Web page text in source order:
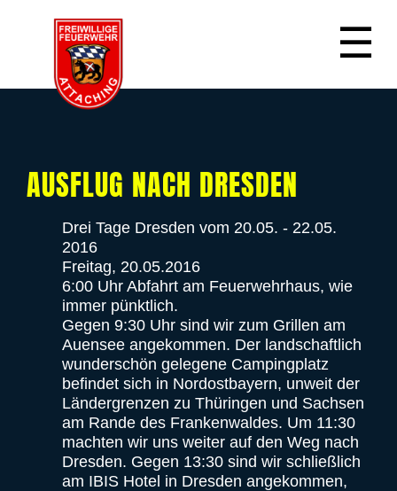
☰
AUSFLUG NACH DRESDEN
Drei Tage Dresden vom 20.05. - 22.05.
2016
Freitag, 20.05.2016
6:00 Uhr Abfahrt am Feuerwehrhaus, wie
immer pünktlich.
Gegen 9:30 Uhr sind wir zum Grillen am
Auensee angekommen. Der landschaftlich
wunderschön gelegene Campingplatz
befindet sich in Nordostbayern, unweit der
Ländergrenzen zu Thüringen und Sachsen
am Rande des Frankenwaldes. Um 11:30
machten wir uns weiter auf den Weg nach
Dresden. Gegen 13:30 sind wir schließlich
am IBIS Hotel in Dresden angekommen,